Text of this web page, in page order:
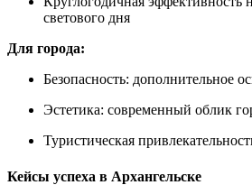
светового дня
Для города:
Безопасность: дополнительное
Эстетика: современный облик
Туристическая
Кейсы успеха в Архангельске